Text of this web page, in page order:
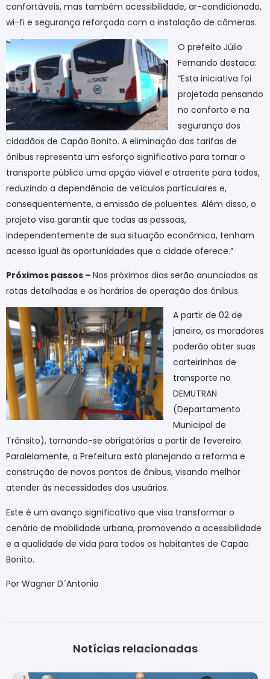
confortáveis, mas também acessibilidade, ar-condicionado,
wi-fi e segurança reforçada com a instalação de câmeras.
O prefeito Júlio
Fernando destaca:
“Esta iniciativa foi
projetada pensando
no conforto e na
segurança dos
cidadãos de Capão Bonito. A eliminação das tarifas de
ônibus representa um esforço significativo para tornar o
transporte público uma opção viável e atraente para todos,
reduzindo a dependência de veículos particulares e,
consequentemente, a emissão de poluentes. Além disso, o
projeto visa garantir que todas as pessoas,
independentemente de sua situação econômica, tenham
acesso igual às oportunidades que a cidade oferece.”
Próximos passos – Nos próximos dias serão anunciados as
rotas detalhadas e os horários de operação dos ônibus.
A partir de 02 de
janeiro, os moradores
poderão obter suas
carteirinhas de
transporte no
DEMUTRAN
(Departamento
Municipal de
Trânsito), tornando-se obrigatórias a partir de fevereiro.
Paralelamente, a Prefeitura está planejando a reforma e
construção de novos pontos de ônibus, visando melhor
atender às necessidades dos usuários.
Este é um avanço significativo que visa transformar o
cenário de mobilidade urbana, promovendo a acessibilidade
e a qualidade de vida para todos os habitantes de Capão
Bonito.
Por Wagner D´Antonio
Notícias relacionadas